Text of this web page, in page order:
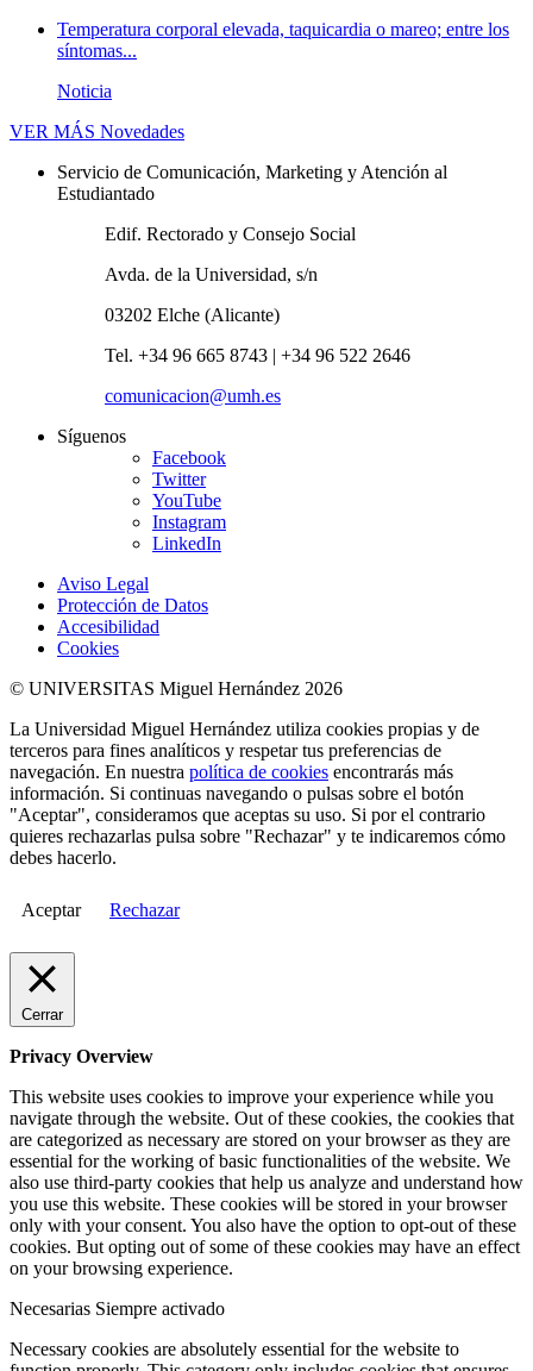
Temperatura corporal elevada, taquicardia o mareo; entre los
síntomas...
Noticia
VER MÁS Novedades
Servicio de Comunicación, Marketing y Atención al
Estudiantado
Edif. Rectorado y Consejo Social
Avda. de la Universidad, s/n
03202 Elche (Alicante)
Tel. +34 96 665 8743 | +34 96 522 2646
comunicacion@umh.es
Síguenos
Facebook
Twitter
YouTube
Instagram
LinkedIn
Aviso Legal
Protección de Datos
Accesibilidad
Cookies
© UNIVERSITAS Miguel Hernández 2026
La Universidad Miguel Hernández utiliza cookies propias y de
terceros para fines analíticos y respetar tus preferencias de
navegación. En nuestra política de cookies encontrarás más
información. Si continuas navegando o pulsas sobre el botón
"Aceptar", consideramos que aceptas su uso. Si por el contrario
quieres rechazarlas pulsa sobre "Rechazar" y te indicaremos cómo
debes hacerlo.
Aceptar Rechazar
Cerrar
Privacy Overview
This website uses cookies to improve your experience while you
navigate through the website. Out of these cookies, the cookies that
are categorized as necessary are stored on your browser as they are
essential for the working of basic functionalities of the website. We
also use third-party cookies that help us analyze and understand how
you use this website. These cookies will be stored in your browser
only with your consent. You also have the option to opt-out of these
cookies. But opting out of some of these cookies may have an effect
on your browsing experience.
Necesarias Siempre activado
Necessary cookies are absolutely essential for the website to